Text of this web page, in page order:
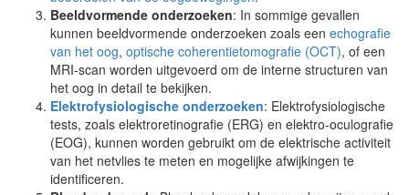
Beeldvormende onderzoeken: In sommige gevallen
kunnen beeldvormende onderzoeken zoals een echografie
van het oog, optische coherentietomografie (OCT), of een
MRI-scan worden uitgevoerd om de interne structuren van
het oog in detail te bekijken.
Elektrofysiologische onderzoeken: Elektrofysiologische
tests, zoals elektroretinografie (ERG) en elektro-oculografie
(EOG), kunnen worden gebruikt om de elektrische activiteit
van het netvlies te meten en mogelijke afwijkingen te
identificeren.